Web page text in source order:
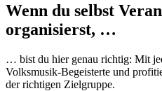
Wenn du selbst
organisierst, …
… bist du hier genau richtig: Mit
Volksmusik-Begeisterte und
der richtigen Zielgruppe.